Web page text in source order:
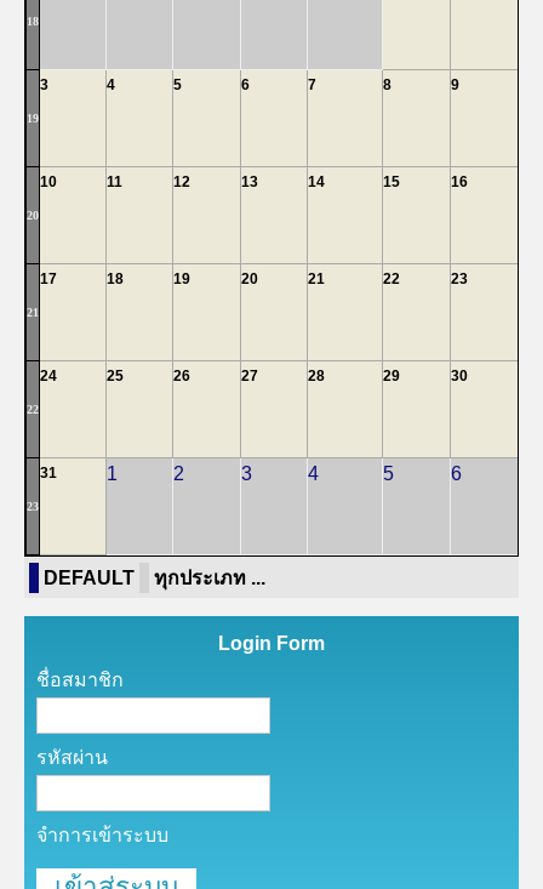
18
19
3 4 5 6 7 8 9
20
10 11 12 13 14 15 16
21
17 18 19 20 21 22 23
22
24 25 26 27 28 29 30
23
31 1 2 3 4 5 6
DEFAULT ทุกประเภท ...
Login Form
ชื่อสมาชิก
รหัสผ่าน
จำการเข้าระบบ